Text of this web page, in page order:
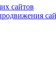
сайтов